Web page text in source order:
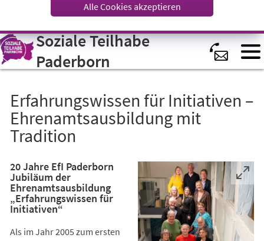
Visuelle
Assistenzsoftware
öffnen.
Alle Cookies akzeptieren
Soziale Teilhabe
Paderborn
Erfahrungswissen für Initiativen –
Ehrenamtsausbildung mit
Tradition
20 Jahre EfI Paderborn
Jubiläum der
Ehrenamtsausbildung
„Erfahrungswissen für
Initiativen“
Als im Jahr 2005 zum ersten